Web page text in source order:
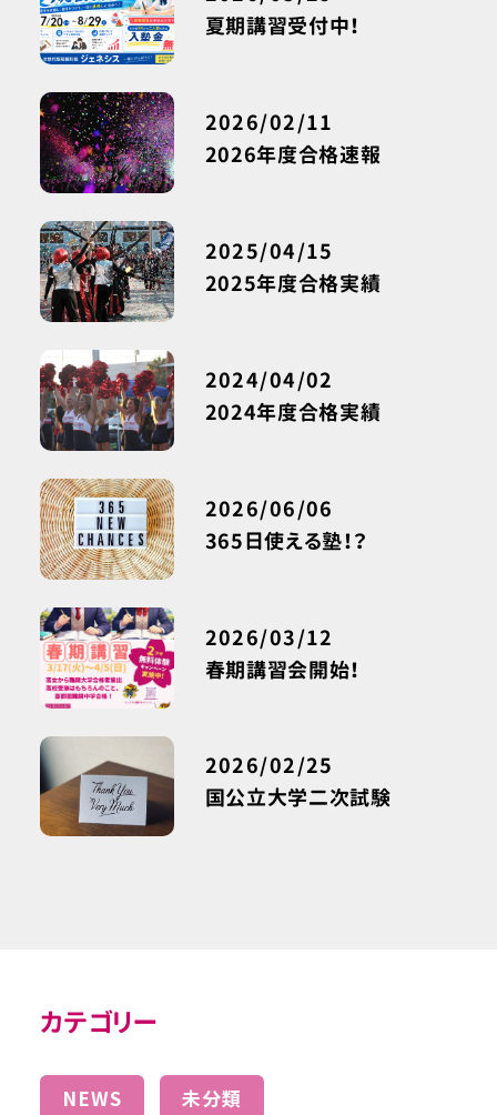
夏期講習受付中！
2026年度合格速報
2026/02/11
2025年度合格実績
2025/04/15
2024年度合格実績
2024/04/02
365日使える塾！？
2026/06/06
春期講習会開始！
2026/03/12
国公立大学二次試験
2026/02/25
カテゴリー
NEWS 未分類